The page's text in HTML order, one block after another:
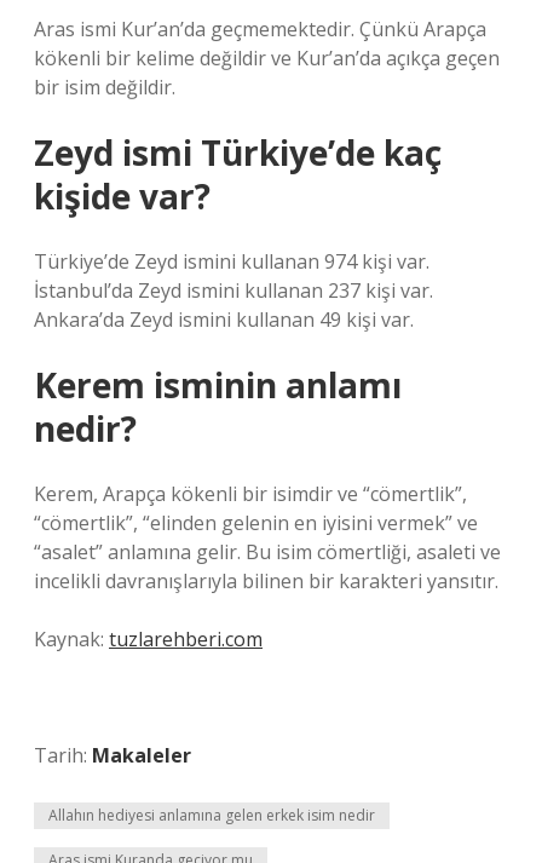
Aras ismi Kur’an’da geçmemektedir. Çünkü Arapça
kökenli bir kelime değildir ve Kur’an’da açıkça geçen
bir isim değildir.
Zeyd ismi Türkiye’de kaç
kişide var?
Türkiye’de Zeyd ismini kullanan 974 kişi var.
İstanbul’da Zeyd ismini kullanan 237 kişi var.
Ankara’da Zeyd ismini kullanan 49 kişi var.
Kerem isminin anlamı
nedir?
Kerem, Arapça kökenli bir isimdir ve “cömertlik”,
“cömertlik”, “elinden gelenin en iyisini vermek” ve
“asalet” anlamına gelir. Bu isim cömertliği, asaleti ve
incelikli davranışlarıyla bilinen bir karakteri yansıtır.
Kaynak: tuzlarehberi.com
Tarih: Makaleler
Allahın hediyesi anlamına gelen erkek isim nedir